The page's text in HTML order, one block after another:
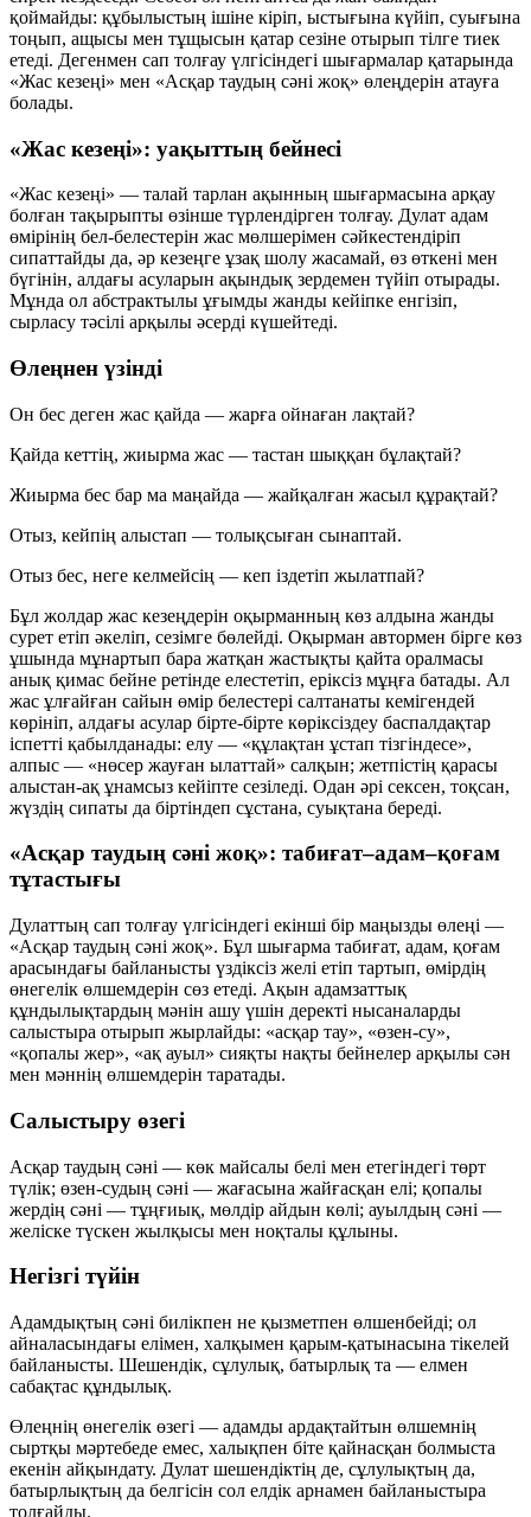
қоймайды: құбылыстың ішіне кіріп, ыстығына күйіп, суығына
тоңып, ащысы мен тұщысын қатар сезіне отырып тілге тиек
етеді. Дегенмен сап толғау үлгісіндегі шығармалар қатарында
«Жас кезеңі» мен «Асқар таудың сәні жоқ» өлеңдерін атауға
болады.
«Жас кезеңі»: уақыттың бейнесі
«Жас кезеңі» — талай тарлан ақынның шығармасына арқау
болған тақырыпты өзінше түрлендірген толғау. Дулат адам
өмірінің бел-белестерін жас мөлшерімен сәйкестендіріп
сипаттайды да, әр кезеңге ұзақ шолу жасамай, өз өткені мен
бүгінін, алдағы асуларын ақындық зердемен түйіп отырады.
Мұнда ол абстрактылы ұғымды жанды кейіпке енгізіп,
сырласу тәсілі арқылы әсерді күшейтеді.
Өлеңнен үзінді
Он бес деген жас қайда — жарға ойнаған лақтай?
Қайда кеттің, жиырма жас — тастан шыққан бұлақтай?
Жиырма бес бар ма маңайда — жайқалған жасыл құрақтай?
Отыз, кейпің алыстап — толықсыған сынаптай.
Отыз бес, неге келмейсің — кеп іздетіп жылатпай?
Бұл жолдар жас кезеңдерін оқырманның көз алдына жанды
сурет етіп әкеліп, сезімге бөлейді. Оқырман автормен бірге көз
ұшында мұнартып бара жатқан жастықты қайта оралмасы
анық қимас бейне ретінде елестетіп, еріксіз мұңға батады. Ал
жас ұлғайған сайын өмір белестері салтанаты кемігендей
көрініп, алдағы асулар бірте-бірте көріксіздеу баспалдақтар
іспетті қабылданады: елу — «құлақтан ұстап тізгіндесе»,
алпыс — «нөсер жауған ылаттай» салқын; жетпістің қарасы
алыстан-ақ ұнамсыз кейіпте сезіледі. Одан әрі сексен, тоқсан,
жүздің сипаты да біртіндеп сұстана, суықтана береді.
«Асқар таудың сәні жоқ»: табиғат–адам–қоғам
тұтастығы
Дулаттың сап толғау үлгісіндегі екінші бір маңызды өлеңі —
«Асқар таудың сәні жоқ». Бұл шығарма табиғат, адам, қоғам
арасындағы байланысты үздіксіз желі етіп тартып, өмірдің
өнегелік өлшемдерін сөз етеді. Ақын адамзаттық
құндылықтардың мәнін ашу үшін деректі нысаналарды
салыстыра отырып жырлайды: «асқар тау», «өзен-су»,
«қопалы жер», «ақ ауыл» сияқты нақты бейнелер арқылы сән
мен мәннің өлшемдерін таратады.
Салыстыру өзегі
Асқар таудың сәні — көк майсалы белі мен етегіндегі төрт
түлік; өзен-судың сәні — жағасына жайғасқан елі; қопалы
жердің сәні — тұңғиық, мөлдір айдын көлі; ауылдың сәні —
желіске түскен жылқысы мен ноқталы құлыны.
Негізгі түйін
Адамдықтың сәні билікпен не қызметпен өлшенбейді; ол
айналасындағы елімен, халқымен қарым-қатынасына тікелей
байланысты. Шешендік, сұлулық, батырлық та — елмен
сабақтас құндылық.
Өлеңнің өнегелік өзегі — адамды ардақтайтын өлшемнің
сыртқы мәртебеде емес, халықпен біте қайнасқан болмыста
екенін айқындату. Дулат шешендіктің де, сұлулықтың да,
батырлықтың да белгісін сол елдік арнамен байланыстыра
толғайды.